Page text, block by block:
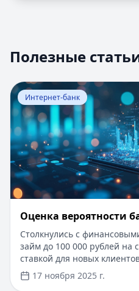
Полезные
Перейти к статье:Оценка
Интернет-банк
Оценка вероятности
Столкнулись с
займ до 100 000 рублей на
ставкой для новых
документов — решение за 5
быстро и прозрачно через
17 ноября 2025 г.